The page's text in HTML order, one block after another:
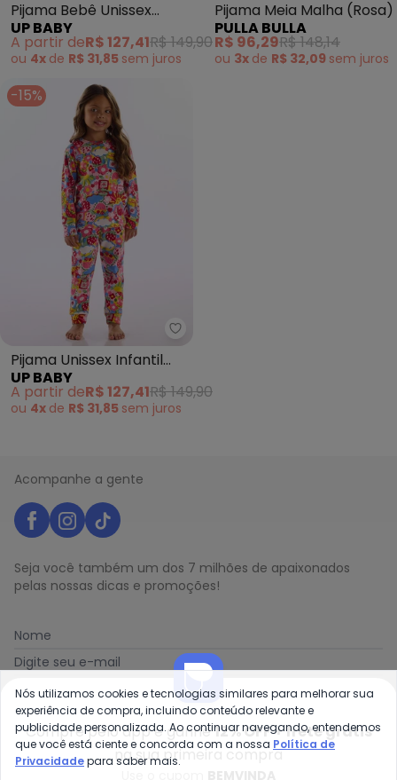
Pijama Bebê Unissex
Térmica Rosa
UP BABY
A partir deR$ 127,41R$ 149,90
ou 4x de R$ 31,85 sem juros
Pijama Meia Malha (Rosa)
PULLA BULLA
R$ 96,29R$ 148,14
ou 3x de R$ 32,09 sem juros
-15%
Up Baby - Pijama Unissex
Pijama Unissex Infantil
Estampado Rosa
UP BABY
A partir deR$ 127,41R$ 149,90
ou 4x de R$ 31,85 sem juros
Acompanhe a gente
Seja você também um dos 7 milhões de apaixonados
pelas nossas dicas e promoções!
Nome
Digite seu e-mail
Telefone
Receber novidades
Ao enviar o cadastro, você concorda com a nossa
Compre pelo app e ganhe12% OFF + frete grátis
na sua primeira compra
Nós utilizamos cookies e tecnologias similares para melhorar sua
experiência de compra, incluindo conteúdo relevante e
publicidade personalizada. Ao continuar navegando, entendemos
que você está ciente e concorda com a nossa Política de
Privacidadepara saber mais.